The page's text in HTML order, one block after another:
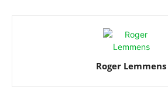
Roger Lemmens